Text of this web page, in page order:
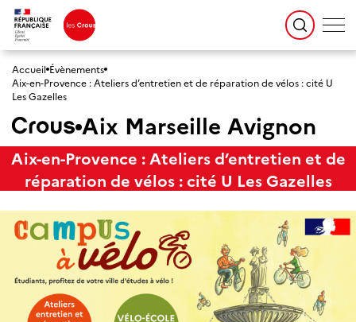
Accueil Évènements
Aix-en-Provence : Ateliers d’entretien et de réparation de vélos : cité U
Les Gazelles
Aix Marseille Avignon
Aix-en-Provence : Ateliers d’entretien et de
réparation de vélos : cité U Les Gazelles